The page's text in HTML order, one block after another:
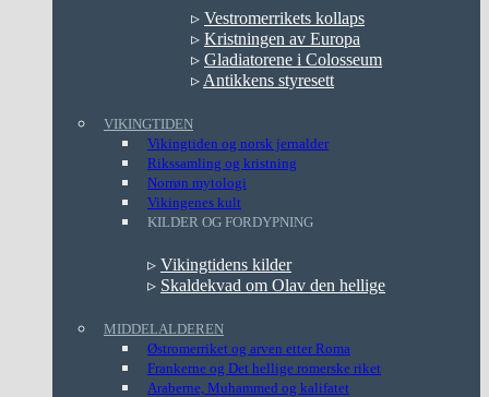
▹ Vestromerrikets kollaps
▹ Kristningen av Europa
▹ Gladiatorene i Colosseum
▹ Antikkens styresett
VIKINGTIDEN
Vikingtiden og norsk jernalder
Rikssamling og kristning
Norrøn mytologi
Vikingenes kult
KILDER OG FORDYPNING
▹ Vikingtidens kilder
▹ Skaldekvad om Olav den hellige
MIDDELALDEREN
Østromerriket og arven etter Roma
Frankerne og Det hellige romerske riket
Araberne, Muhammed og kalifatet